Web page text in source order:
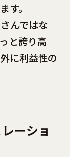
す。
んではな
と誇り高
に利益性の
ーショ